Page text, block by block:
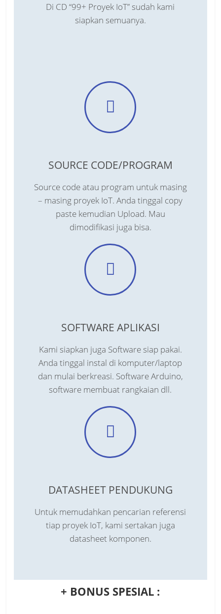
Di CD “99+ Proyek IoT” sudah kami
siapkan semuanya.
SOURCE CODE/PROGRAM
Source code atau program untuk masing
– masing proyek IoT. Anda tinggal copy
paste kemudian Upload. Mau
dimodifikasi juga bisa.
SOFTWARE APLIKASI
Kami siapkan juga Software siap pakai.
Anda tinggal instal di komputer/laptop
dan mulai berkreasi. Software Arduino,
software membuat rangkaian dll.
DATASHEET PENDUKUNG
Untuk memudahkan pencarian referensi
tiap proyek IoT, kami sertakan juga
datasheet komponen.
+ BONUS SPESIAL :